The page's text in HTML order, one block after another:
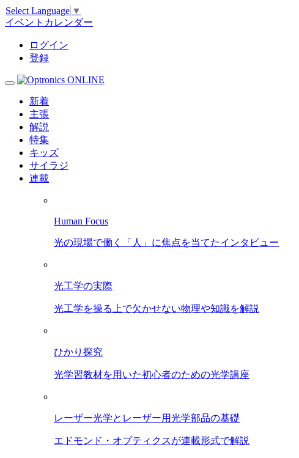
Select Language ▼
イベントカレンダー
ログイン
登録
新着
主張
解説
特集
キッズ
サイラジ
連載
Human Focus
光の現場で働く「人」に焦点を当てたインタビュー
光工学の実際
光工学を操る上で欠かせない物理や知識を解説
ひかり探究
光学習教材を用いた初心者のための光学講座
レーザー光学とレーザー用光学部品の基礎
エドモンド・オプティクスが連載形式で解説